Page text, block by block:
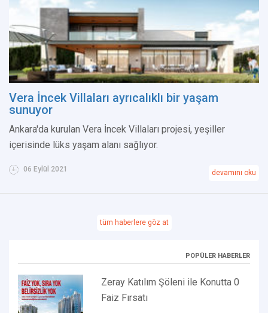
Vera İncek Villaları ayrıcalıklı bir yaşam
sunuyor
Ankara'da kurulan Vera İncek Villaları projesi, yeşiller
içerisinde lüks yaşam alanı sağlıyor.
06 Eylül 2021 devamını oku
tüm haberlere göz at
POPÜLER HABERLER
Zeray Katılım Şöleni ile Konutta 0
Faiz Fırsatı